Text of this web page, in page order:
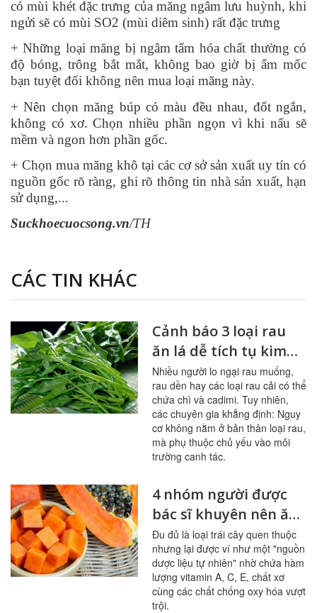
có mùi khét đặc trưng của măng ngâm lưu huỳnh, khi
ngửi sẽ có mùi SO2 (mùi diêm sinh) rất đặc trưng
+ Những loại măng bị ngâm tẩm hóa chất thường có
độ bóng, trông bắt mắt, không bao giờ bị ẩm mốc
bạn tuyệt đối không nên mua loại măng này.
+ Nên chọn măng búp có màu đều nhau, đốt ngắn,
không có xơ. Chọn nhiều phần ngọn vì khi nấu sẽ
mềm và ngon hơn phần gốc.
+ Chọn mua măng khô tại các cơ sở sản xuất uy tín có
nguồn gốc rõ ràng, ghi rõ thông tin nhà sản xuất, hạn
sử dụng,...
Suckhoecuocsong.vn/TH
CÁC TIN KHÁC
Cảnh báo 3 loại rau
ăn lá dễ tích tụ kim
loại nặng
Nhiều người lo ngại rau muống,
rau dền hay các loại rau cải có thể
chứa chì và cadimi. Tuy nhiên,
các chuyên gia khẳng định: Nguy
cơ không nằm ở bản thân loại rau,
mà phụ thuộc chủ yếu vào môi
trường canh tác.
4 nhóm người được
bác sĩ khuyên nên ăn
đu đủ thường xuyên
Đu đủ là loại trái cây quen thuộc
nhưng lại được ví như một "nguồn
dược liệu tự nhiên" nhờ chứa hàm
lượng vitamin A, C, E, chất xơ
cùng các chất chống oxy hóa vượt
trội.